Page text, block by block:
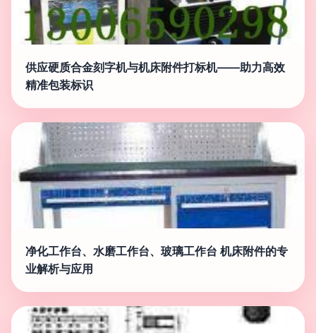
供应硬质合金刻字机与机床附件打标机——助力高效
精准包装标识
净化工作台、水磨工作台、玻璃工作台 机床附件的专
业解析与应用